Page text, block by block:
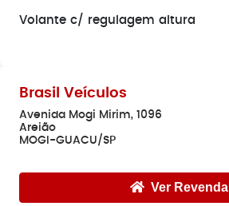
Volante c/ regulagem altura
Brasil Veículos
Avenida Mogi Mirim, 1096
Areião
MOGI-GUACU/SP
Ver Revenda